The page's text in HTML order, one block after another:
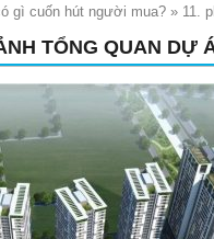
gì cuốn hút người mua? » 11.
TỔNG QUAN DỰ